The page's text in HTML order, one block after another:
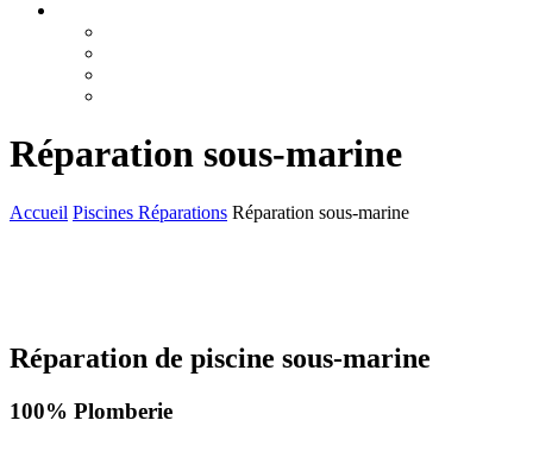
Réparation sous-marine
Accueil Piscines Réparations Réparation sous-marine
Réparation de piscine sous-marine
100% Plomberie